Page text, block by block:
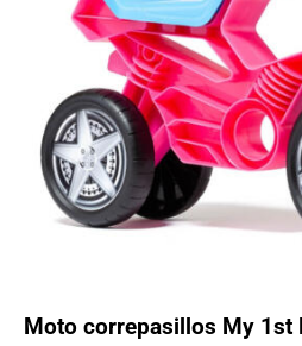
Moto correpasillos My 1st